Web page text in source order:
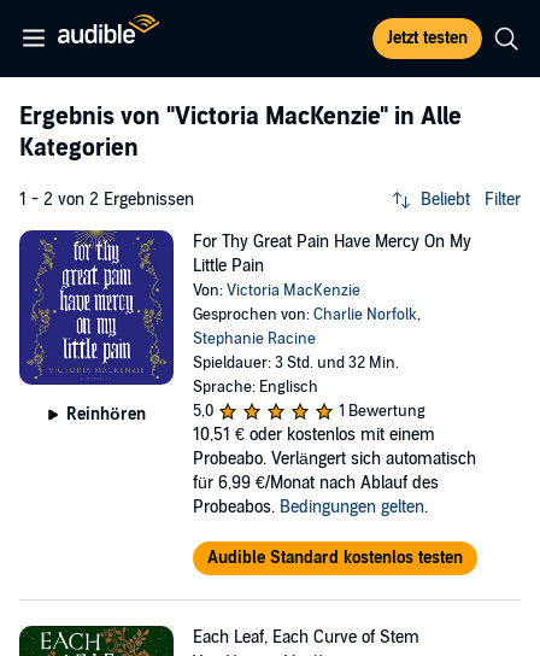
Jetzt testen
Ergebnis von "Victoria MacKenzie" in Alle
Kategorien
1 - 2 von 2 Ergebnissen Beliebt Filter
Reinhören
For Thy Great Pain Have Mercy On My
Little Pain
Von:Victoria MacKenzie
Gesprochen von:Charlie Norfolk,
Stephanie Racine
Spieldauer: 3 Std. und 32 Min.
Sprache: Englisch
5,0
1 Bewertung
10,51 € oder kostenlos mit einem
Probeabo. Verlängert sich automatisch
für 6,99 €/Monat nach Ablauf des
Probeabos. Bedingungen gelten.
Audible Standard kostenlos testen
Each Leaf, Each Curve of Stem